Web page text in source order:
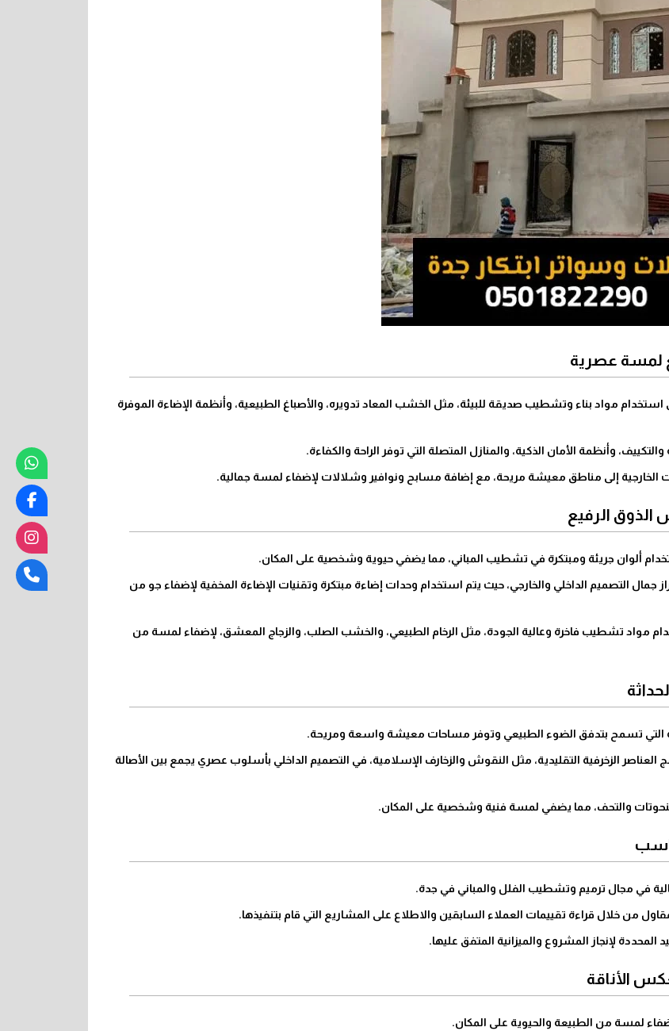
مواد بناء وتشطيب صديقة للبيئة، مثل الخشب المعاد تدويره، والأصباغ الطبيعية، وأنظمة الإضاءة الموفرة
وأنظمة الأمان الذكية، والمنازل المتصلة التي توفر الراحة والكفاءة.
الخارجية إلى مناطق معيشة مريحة، مع إضافة مسابح ونوافير وشلالات لإضفاء لمسة جمالية.
ألوان جريئة ومبتكرة في تشطيب المباني، مما يضفي حيوية وشخصية على المكان.
جمال التصميم الداخلي والخارجي، حيث يتم استخدام وحدات إضاءة مبتكرة وتقنيات الإضاءة المخفية لإضفاء جو من
مواد تشطيب فاخرة وعالية الجودة، مثل الرخام الطبيعي، والخشب الصلب، والزجاج المعشق، لإضفاء لمسة من
التي تسمح بتدفق الضوء الطبيعي وتوفر مساحات معيشة واسعة ومريحة.
الزخرفية التقليدية، مثل النقوش والزخارف الإسلامية، في التصميم الداخلي بأسلوب عصري يجمع بين الأصالة
والتحف، مما يضفي لمسة فنية وشخصية على المكان.
في مجال ترميم وتشطيب الفلل والمباني في جدة.
من خلال قراءة تقييمات العملاء السابقين والاطلاع على المشاريع التي قام بتنفيذها.
المحددة لإنجاز المشروع والميزانية المتفق عليها.
لمسة من الطبيعة والحيوية على المكان.